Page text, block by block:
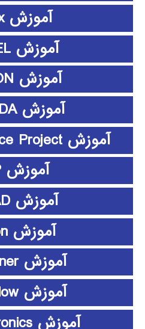
آموزش Latex
آموزش LISREL
آموزش LUMION
آموزش MAXQDA
آموزش Microsoft Office Project
آموزش PHP
آموزش PSCAD
آموزش python
آموزش rapidminer
آموزش ShowFlow
آموزش SimElectronics